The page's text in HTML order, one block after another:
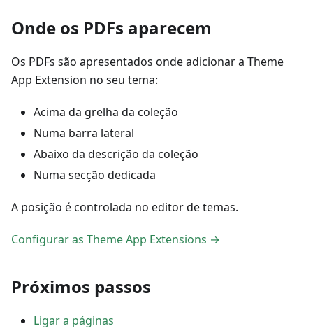
Onde os PDFs aparecem
Os PDFs são apresentados onde adicionar a Theme
App Extension no seu tema:
Acima da grelha da coleção
Numa barra lateral
Abaixo da descrição da coleção
Numa secção dedicada
A posição é controlada no editor de temas.
Configurar as Theme App Extensions →
Próximos passos
Ligar a páginas